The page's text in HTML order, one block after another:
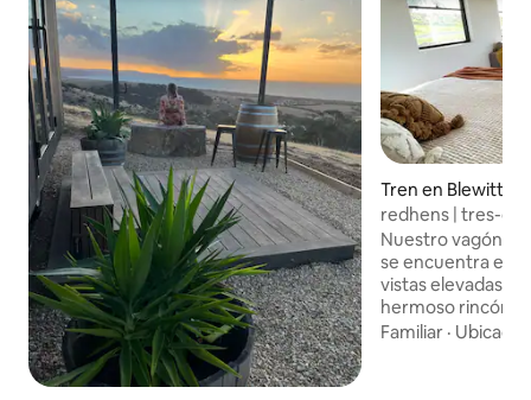
Tren en Blewitt
redhens | tres-
Nuestro vagón
se encuentra
vistas elevadas
hermoso rincón
McLaren Vale.
Familiar ·